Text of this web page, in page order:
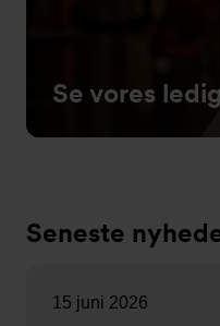
Se vores
Seneste
15 juni 2026